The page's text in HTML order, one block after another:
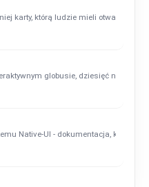
karty, którą ludzie mieli otwartą.
globusie, dziesięć narzędzi
Native-UI - dokumentacja,